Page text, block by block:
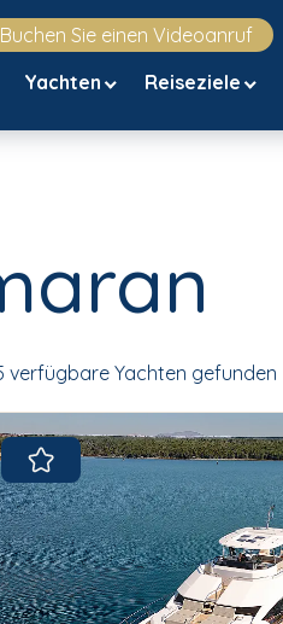
Buchen Sie einen Videoanruf
Yachten
Reiseziele
verfügbare Yachten gefunden